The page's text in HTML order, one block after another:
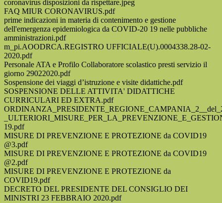
coronavirus disposizioni da rispettare.jpeg
FAQ MIUR CORONAVIRUS.pdf
prime indicazioni in materia di contenimento e gestione
dell'emergenza epidemiologica da COVID-20 19 nelle pubbliche
amministrazioni.pdf
m_pi.AOODRCA.REGISTRO UFFICIALE(U).0004338.28-02-
2020.pdf
Personale ATA e Profilo Collaboratore scolastico presti servizio il
giorno 29022020.pdf
Sospensione dei viaggi d’istruzione e visite didattiche.pdf
SOSPENSIONE DELLE ATTIVITA' DIDATTICHE
CURRICULARI ED EXTRA.pdf
19.pdf
MISURE DI PREVENZIONE E PROTEZIONE da COVID19
@3.pdf
MISURE DI PREVENZIONE E PROTEZIONE da COVID19
@2.pdf
MISURE DI PREVENZIONE E PROTEZIONE da
COVID19.pdf
DECRETO DEL PRESIDENTE DEL CONSIGLIO DEI
MINISTRI 23 FEBBRAIO 2020.pdf